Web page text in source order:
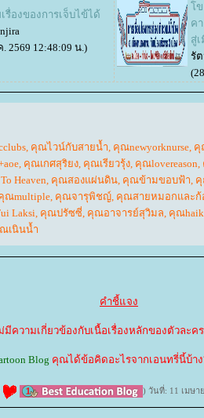
รื่องของการเจ็บไข้ได้
. 2569 12:48:09 น.)
ข
ค
สู่
รั
, คุณไวน์กับสายน้ำ, คุณnewyorknurse, คุ
, คุณเกศสุริยง, คุณเรียวรุ้ง, คุณlovereason,
Heaven, คุณสองแผ่นดิน, คุณข้ามขอบฟ้า,
ณmultiple, คุณจารุพิชญ์, คุณสายหมอกและก้
Laksi, คุณปรัซซี่, คุณอาจารย์สุวิมล, คุณ
เนินน้ำ
คำชี้แจง
มีความเกี่ยวข้องกับเนื้อเรื่องหลักของตัวละค
Blog คุณได้ข้อคิดอะไรจากเอนทรี่นี้บ้าง
) วันที่: 11 เมษา